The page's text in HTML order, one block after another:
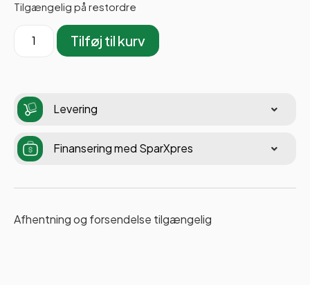
Tilgængelig på restordre
Tilføj til kurv
Levering
Finansering med SparXpres
Afhentning og forsendelse tilgængelig